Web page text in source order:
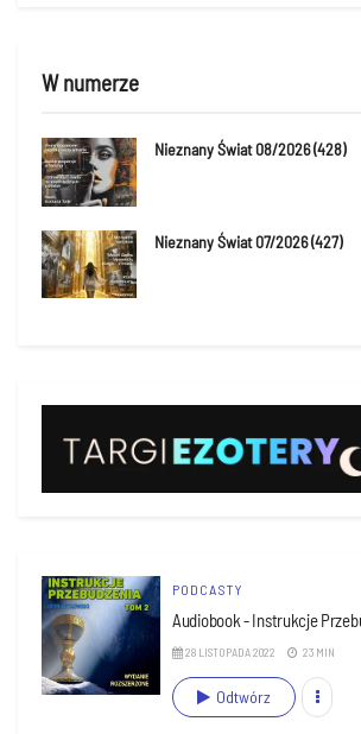
W numerze
Nieznany Świat 08/2026 (428)
Nieznany Świat 07/2026 (427)
PODCASTY
Audiobook - Instrukcje
28 LISTOPADA 2022 23 MIN
Odtwórz